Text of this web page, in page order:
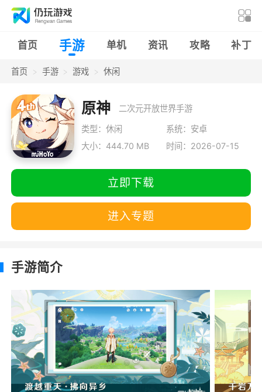
首页 手游 单机 资讯 攻略 补丁
首页 手游 游戏 休闲
原神 二次元开放世界手游
类型：休闲
系统：安卓
大小：444.70 MB
时间：2026-07-15
立即下载
进入专题
手游简介